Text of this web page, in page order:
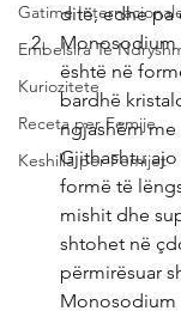
Gatime
Embelsira Te
Kuriozitete
Receta per Femije
Keshilla per Femijet
ditë, edhe pa
Monosodium
është në
bardhë
ngjashëm
Gjithashtu
formë të
mishit dhe
shtohet në
përmirësuar
Monosodium